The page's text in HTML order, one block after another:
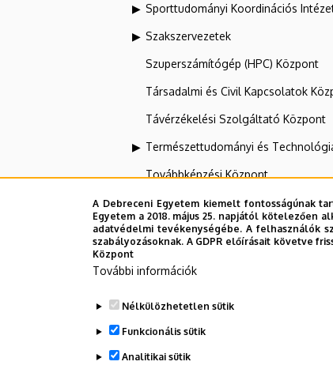
Sporttudományi Koordinációs
Szakszervezetek
Szuperszámítógép (HPC) Központ
Társadalmi és Civil Kapcsolatok
Távérzékelési Szolgáltató Központ
Természettudományi és
Továbbképzési Központ
Tudományos Főigazgatóság
UNIPASS Kártyamenedzsment
Zeneművészeti Kar
Dolgozói adatmódosítás igénylése
A Debreceni Egyetem kiemelt fontosságúnak
Egyetem a 2018. május 25. napjától
adatvédelmi tevékenységébe. A felhasználók
szabályozásoknak. A GDPR előírásait követve
Központ
További információk
Nélkülözhetetlen sütik
Funkcionális sütik
Analitikai sütik